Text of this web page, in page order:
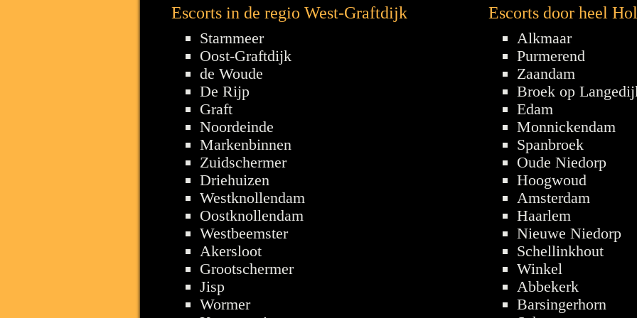
Escorts in de regio West-Graftdijk
Starnmeer
Oost-Graftdijk
de Woude
De Rijp
Graft
Noordeinde
Markenbinnen
Zuidschermer
Driehuizen
Westknollendam
Oostknollendam
Westbeemster
Akersloot
Grootschermer
Jisp
Wormer
Escorts door heel
Alkmaar
Purmerend
Zaandam
Broek op
Edam
Monnickendam
Spanbroek
Oude Niedorp
Hoogwoud
Amsterdam
Haarlem
Nieuwe Niedorp
Schellinkhout
Winkel
Abbekerk
Barsingerhorn